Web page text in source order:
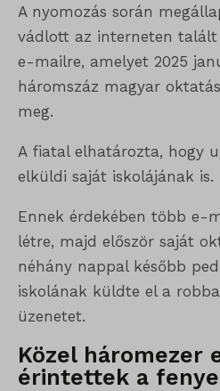
A nyomozás során
vádlott az interneten
e-mailre, amelyet 2025
háromszáz magyar
meg.
A fiatal elhatározta, hogy
elküldi saját iskolájának is.
Ennek érdekében több e-
létre, majd először saját
néhány nappal később
iskolának küldte el a
üzenetet.
Közel háromezer
érintettek a